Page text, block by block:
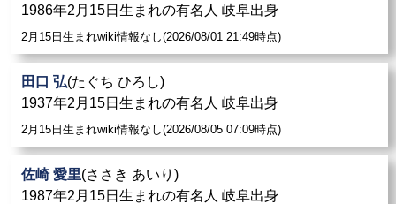
1986年2月15日生まれの有名人 岐阜出身
2月15日生まれwiki情報なし(2026/08/01 21:49時点)
田口 弘(たぐち ひろし)
1937年2月15日生まれの有名人 岐阜出身
2月15日生まれwiki情報なし(2026/08/05 07:09時点)
佐崎 愛里(ささき あいり)
1987年2月15日生まれの有名人 岐阜出身